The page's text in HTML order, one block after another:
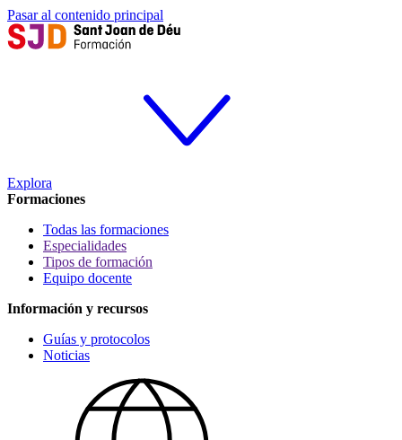
Pasar al contenido principal
Explora
Formaciones
Todas las formaciones
Especialidades
Tipos de formación
Equipo docente
Información y recursos
Guías y protocolos
Noticias